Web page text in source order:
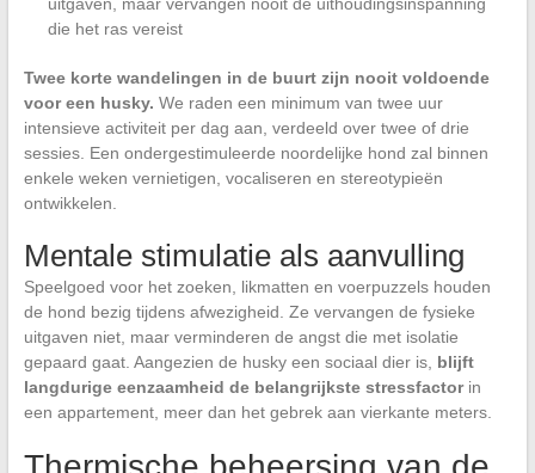
die het ras vereist
Twee korte wandelingen in de buurt zijn nooit voldoende
voor een husky. We raden een minimum van twee uur
intensieve activiteit per dag aan, verdeeld over twee of drie
sessies. Een ondergestimuleerde noordelijke hond zal binnen
enkele weken vernietigen, vocaliseren en stereotypieën
ontwikkelen.
Mentale stimulatie als aanvulling
Speelgoed voor het zoeken, likmatten en voerpuzzels houden
de hond bezig tijdens afwezigheid. Ze vervangen de fysieke
uitgaven niet, maar verminderen de angst die met isolatie
gepaard gaat. Aangezien de husky een sociaal dier is, blijft
langdurige eenzaamheid de belangrijkste stressfactorin
een appartement, meer dan het gebrek aan vierkante meters.